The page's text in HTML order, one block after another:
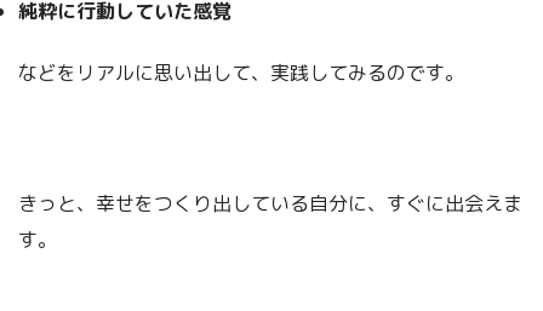
純粋に行動していた感覚
などをリアルに思い出して、実践してみるのです。
きっと、幸せをつくり出している自分に、すぐに出会えま
す。